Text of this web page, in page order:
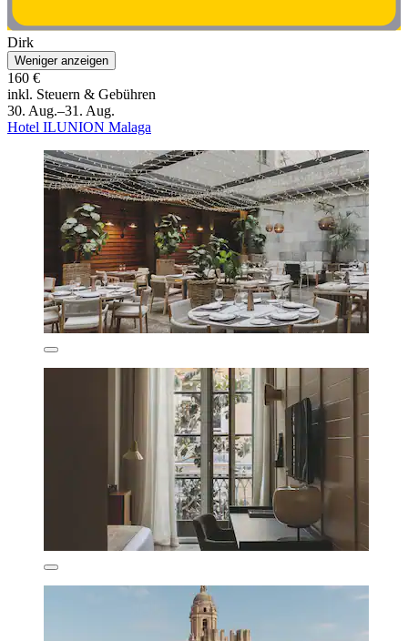
Dirk
Weniger anzeigen
160 €
inkl. Steuern & Gebühren
30. Aug.–31. Aug.
Hotel ILUNION Malaga